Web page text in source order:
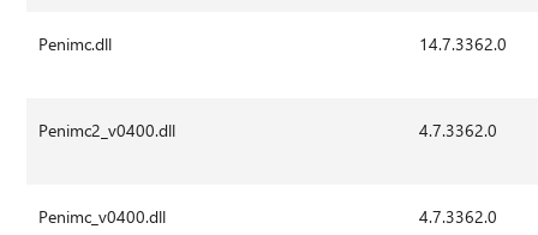
Penimc.dll 14.7.3362.0
Penimc2_v0400.dll 4.7.3362.0
Penimc_v0400.dll 4.7.3362.0